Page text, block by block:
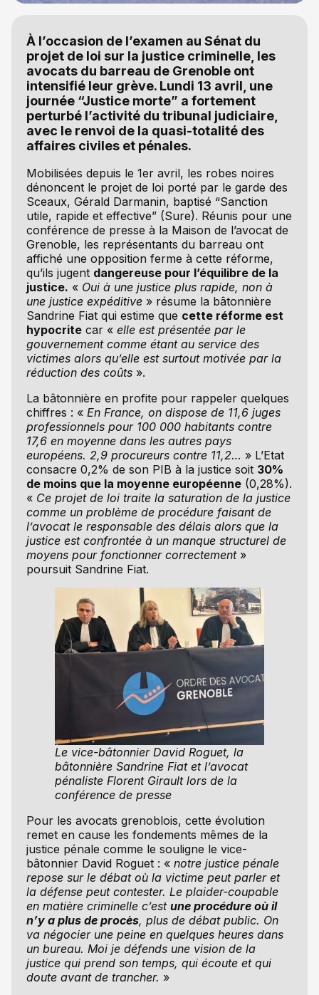
À l’occasion de l’examen au Sénat du
projet de loi sur la justice criminelle, les
avocats du barreau de Grenoble ont
intensifié leur grève. Lundi 13 avril, une
journée “Justice morte” a fortement
perturbé l’activité du tribunal judiciaire,
avec le renvoi de la quasi-totalité des
affaires civiles et pénales.
Mobilisées depuis le 1er avril, les robes noires
dénoncent le projet de loi porté par le garde des
Sceaux, Gérald Darmanin, baptisé “Sanction
utile, rapide et effective” (Sure). Réunis pour une
conférence de presse à la Maison de l’avocat de
Grenoble, les représentants du barreau ont
affiché une opposition ferme à cette réforme,
qu’ils jugent dangereuse pour l’équilibre de la
justice. « Oui à une justice plus rapide, non à
une justice expéditive» résume la bâtonnière
Sandrine Fiat qui estime que cette réforme est
hypocritecar « elle est présentée par le
gouvernement comme étant au service des
victimes alors qu’elle est surtout motivée par la
réduction des coûts».
La bâtonnière en profite pour rappeler quelques
chiffres : « En France, on dispose de 11,6 juges
professionnels pour 100 000 habitants contre
17,6 en moyenne dans les autres pays
européens. 2,9 procureurs contre 11,2… » L’Etat
consacre 0,2% de son PIB à la justice soit 30%
de moins que la moyenne européenne(0,28%).
« Ce projet de loi traite la saturation de la justice
comme un problème de procédure faisant de
l’avocat le responsable des délais alors que la
justice est confrontée à un manque structurel de
moyens pour fonctionner correctement»
poursuit Sandrine Fiat.
Le vice-bâtonnier David Roguet, la
bâtonnière Sandrine Fiat et l’avocat
pénaliste Florent Girault lors de la
conférence de presse
Pour les avocats grenoblois, cette évolution
remet en cause les fondements mêmes de la
justice pénale comme le souligne le vice-
bâtonnier David Roguet : « notre justice pénale
repose sur le débat où la victime peut parler et
la défense peut contester. Le plaider-coupable
en matière criminelle c’est une procédure où il
n’y a plus de procès, plus de débat public. On
va négocier une peine en quelques heures dans
un bureau. Moi je défends une vision de la
justice qui prend son temps, qui écoute et qui
doute avant de trancher. »